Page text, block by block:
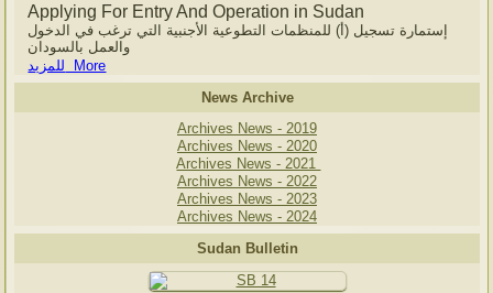
Applying For Entry And Operation in Sudan
إستمارة تسجيل (أ) للمنظمات التطوعية الأجنبية التي ترغب في الدخول
والعمل بالسودان
للمزيد More
News Archive
Archives News - 2019
Archives News - 2020
Archives News - 2021
Archives News - 2022
Archives News - 2023
Archives News - 2024
Sudan Bulletin